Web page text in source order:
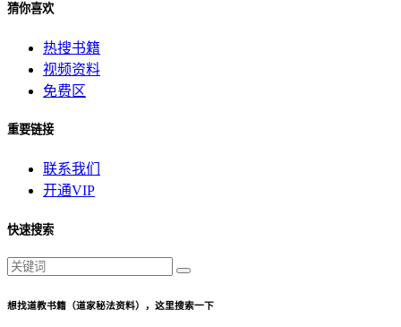
猜你喜欢
热搜书籍
视频资料
免费区
重要链接
联系我们
开通VIP
快速搜索
想找道教书籍（道家秘法资料），这里搜索一下